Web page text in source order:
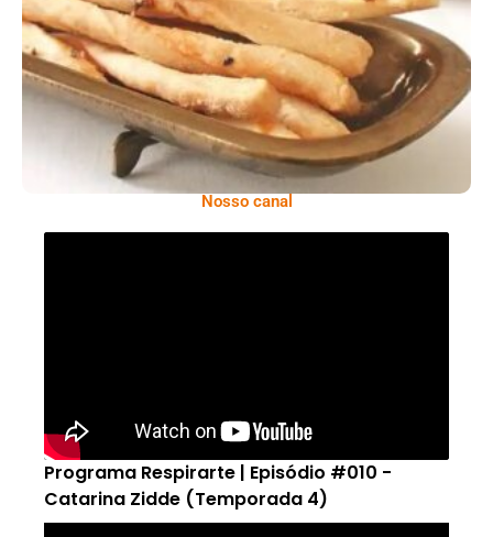
Comer Bem: Palitinhos De Cebola E Salsa
Nosso canal
Programa Respirarte | Episódio #010 -
Catarina Zidde (Temporada 4)